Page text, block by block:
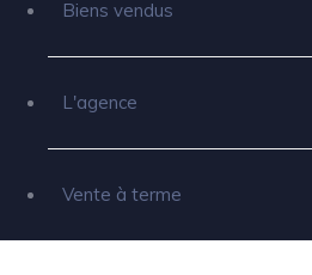
Biens vendus
L'agence
Vente à terme